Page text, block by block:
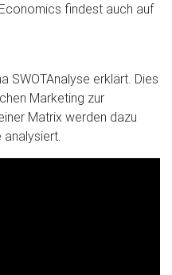
findest auch auf
SWOT­Analyse erklärt. Dies
Marketing zur
Matrix werden dazu
analysiert.